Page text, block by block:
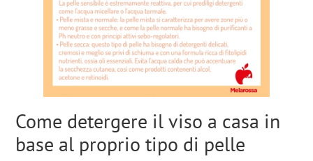
Come detergere il viso a casa in
base al proprio tipo di pelle